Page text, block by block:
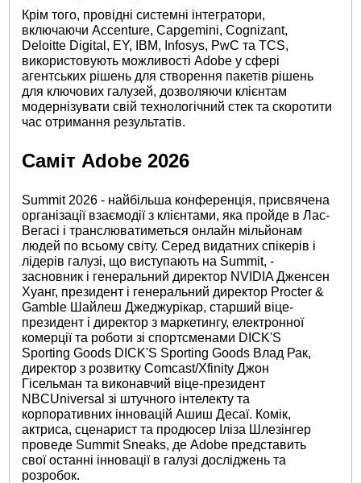
Крім того, провідні системні інтегратори,
включаючи Accenture, Capgemini, Cognizant,
Deloitte Digital, EY, IBM, Infosys, PwC та TCS,
використовують можливості Adobe у сфері
агентських рішень для створення пакетів рішень
для ключових галузей, дозволяючи клієнтам
модернізувати свій технологічний стек та скоротити
час отримання результатів.
Саміт Adobe 2026
Summit 2026 - найбільша конференція, присвячена
організації взаємодії з клієнтами, яка пройде в Лас-
Вегасі і транслюватиметься онлайн мільйонам
людей по всьому світу. Серед видатних спікерів і
лідерів галузі, що виступають на Summit, -
засновник і генеральний директор NVIDIA Дженсен
Хуанг, президент і генеральний директор Procter &
Gamble Шайлеш Джеджурікар, старший віце-
президент і директор з маркетингу, електронної
комерції та роботи зі спортсменами DICK'S
Sporting Goods DICK'S Sporting Goods Влад Рак,
директор з розвитку Comcast/Xfinity Джон
Гісельман та виконавчий віце-президент
NBCUniversal зі штучного інтелекту та
корпоративних інновацій Ашиш Десаї. Комік,
актриса, сценарист та продюсер Іліза Шлезінгер
проведе Summit Sneaks, де Adobe представить
свої останні інновації в галузі досліджень та
розробок.